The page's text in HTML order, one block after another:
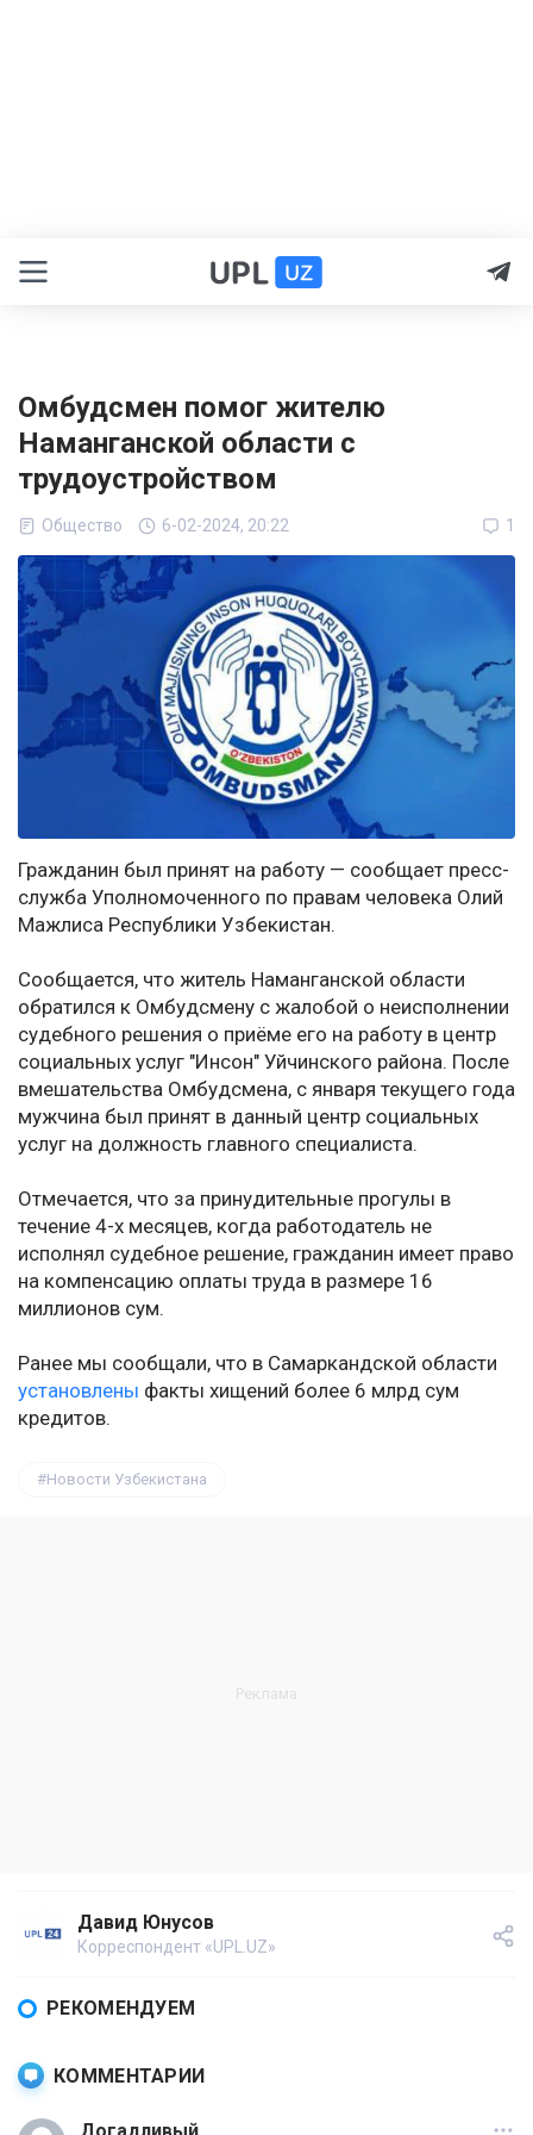
Омбудсмен помог жителю
Наманганской области с
трудоустройством
Общество 6-02-2024, 20:22 1
Гражданин был принят на работу — сообщает пресс-
служба Уполномоченного по правам человека Олий
Мажлиса Республики Узбекистан.
Сообщается, что житель Наманганской области
обратился к Омбудсмену с жалобой о неисполнении
судебного решения о приёме его на работу в центр
социальных услуг "Инсон" Уйчинского района. После
вмешательства Омбудсмена, с января текущего года
мужчина был принят в данный центр социальных
услуг на должность главного специалиста.
Отмечается, что за принудительные прогулы в
течение 4-х месяцев, когда работодатель не
исполнял судебное решение, гражданин имеет право
на компенсацию оплаты труда в размере 16
миллионов сум.
Ранее мы сообщали, что в Самаркандской области
установлены факты хищений более 6 млрд сум
кредитов.
Новости Узбекистана
Давид Юнусов
Корреспондент «UPL.UZ»
РЕКОМЕНДУЕМ
КОММЕНТАРИИ